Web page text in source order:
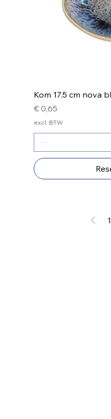
Kom 17.5 cm nova
Prijs
€ 0,65
excl. BTW
1